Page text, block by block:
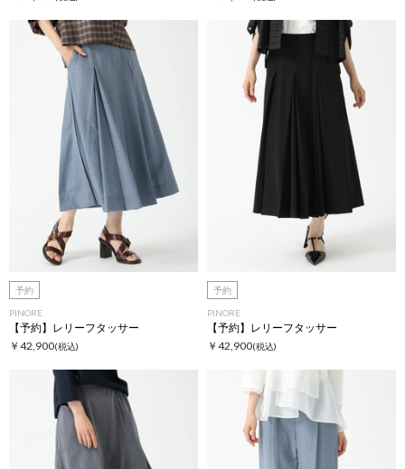
予約
PINORE
【予約】レリーフタッサー
￥42,900(税込)
予約
PINORE
【予約】レリーフタッサー
￥42,900(税込)